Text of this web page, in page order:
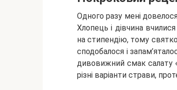
Одного разу мені
Хлопець і дівчина
на стипендію, тому
сподобалося і
дивовижний смак салату
різні варіанти страви,